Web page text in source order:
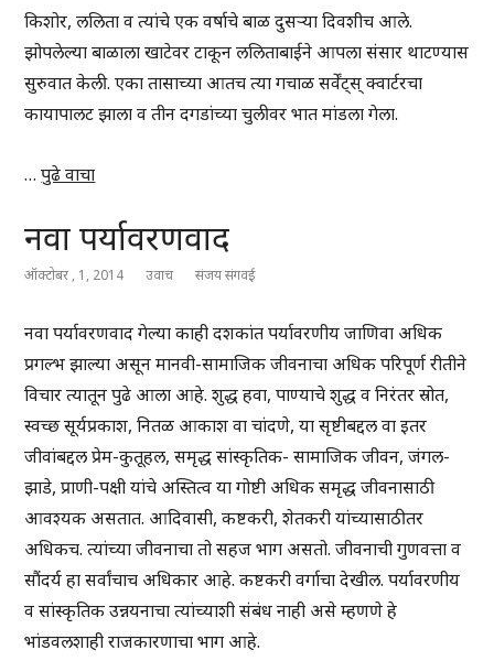
किशोर, ललिता व त्यांचे एक वर्षाचे बाळ दुसऱ्या दिवशीच आले.
झोपलेल्या बाळाला खाटेवर टाकून ललिताबाईने आपला संसार थाटण्यास
सुरुवात केली. एका तासाच्या आतच त्या गचाळ सर्वेंट्स् क्वार्टरचा
कायापालट झाला व तीन दगडांच्या चुलीवर भात मांडला गेला.
…पुढे वाचा
नवा पर्यावरणवाद
ऑक्टोबर , 1, 2014 उवाच संजय संगवई
नवा पर्यावरणवाद गेल्या काही दशकांत पर्यावरणीय जाणिवा अधिक
प्रगल्भ झाल्या असून मानवी-सामाजिक जीवनाचा अधिक परिपूर्ण रीतीने
विचार त्यातून पुढे आला आहे. शुद्ध हवा, पाण्याचे शुद्ध व निरंतर स्रोत,
स्वच्छ सूर्यप्रकाश, नितळ आकाश वा चांदणे, या सृष्टीबद्दल वा इतर
जीवांबद्दल प्रेम-कुतूहल, समृद्ध सांस्कृतिक- सामाजिक जीवन, जंगल-
झाडे, प्राणी-पक्षी यांचे अस्तित्व या गोष्टी अधिक समृद्ध जीवनासाठी
आवश्यक असतात. आदिवासी, कष्टकरी, शेतकरी यांच्यासाठीतर
अधिकच. त्यांच्या जीवनाचा तो सहज भाग असतो. जीवनाची गुणवत्ता व
सौंदर्य हा सर्वांचाच अधिकार आहे. कष्टकरी वर्गाचा देखील. पर्यावरणीय
व सांस्कृतिक उन्नयनाचा त्यांच्याशी संबंध नाही असे म्हणणे हे
भांडवलशाही राजकारणाचा भाग आहे.